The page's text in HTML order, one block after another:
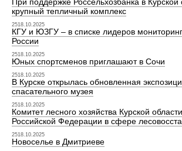
крупный тепличный комплекс
2518.10.2025
КГУ и ЮЗГУ – в списке лидеров
России
2518.10.2025
Юных спортсменов приглашают в Сочи
2518.10.2025
В Курске открылась обновленная
спасательного музея
2518.10.2025
Комитет лесного хозяйства Курской
Российской Федерации в сфере
2518.10.2025
Новоселье в Дмитриеве